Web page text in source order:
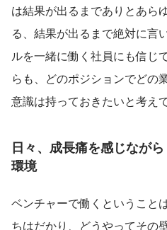
は結果が出るまでありとあら
る、結果が出るまで絶対に言
ルを一緒に働く社員にも信じ
らも、どのポジションでどの
意識は持っておきたいと考え
日々、成長痛を感じなが
環境
ベンチャーで働くということ
ちはだかり、どうやってその